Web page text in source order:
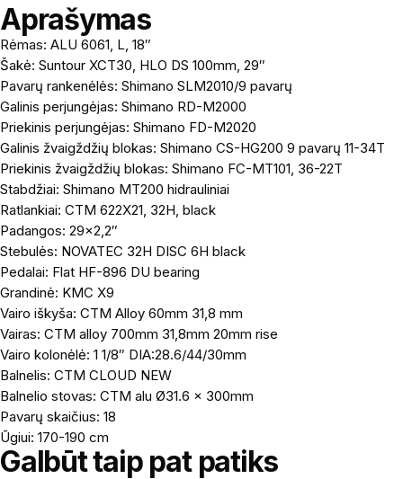
Aprašymas
Rėmas: ALU 6061, L, 18″
Šakė: Suntour XCT30, HLO DS 100mm, 29″
Pavarų rankenėlės: Shimano SLM2010/9 pavarų
Galinis perjungėjas: Shimano RD-M2000
Priekinis perjungėjas: Shimano FD-M2020
Galinis žvaigždžių blokas: Shimano CS-HG200 9 pavarų 11-34T
Priekinis žvaigždžių blokas: Shimano FC-MT101, 36-22T
Stabdžiai: Shimano MT200 hidrauliniai
Ratlankiai: CTM 622X21, 32H, black
Padangos: 29×2,2″
Stebulės: NOVATEC 32H DISC 6H black
Pedalai: Flat HF-896 DU bearing
Grandinė: KMC X9
Vairo iškyša: CTM Alloy 60mm 31,8 mm
Vairas: CTM alloy 700mm 31,8mm 20mm rise
Vairo kolonėlė: 1 1/8″ DIA:28.6/44/30mm
Balnelis: CTM CLOUD NEW
Balnelio stovas: CTM alu Ø31.6 x 300mm
Pavarų skaičius: 18
Ūgiui: 170-190 cm
Galbūt taip pat patiks